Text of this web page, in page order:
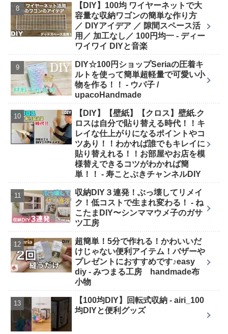
【DIY】100均 ワイヤーネットで大
容量な収納ワゴンの簡単な作り方
／ DIYアイデア ／ 隙間スペース活
用／ 加工なし／ 100円均一 - ディー
ワイワイ DIYと音楽
DIY☆100円ショップSeriaの圧着キ
ルトを使って簡単超軽量で可愛い小
物を作る！！ - ウパ子 /
upacoHandmade
【DIY】【壁紙】【クロス】壁紙.ク
ロスは自分で貼り替える時代！！キ
レイな仕上がりになるポイントやコ
ツあり！！わかれば誰でもキレイに
貼り替えれる！！お部屋やお店を模
様替えできるコツがわかれば簡
単！！ - 寿ことぶきチャンネルDIY
収納DIY３連発！ぶっ壊してリメイ
ク！低コストで生まれ変わる！ - ね
こたまDIY〜シンママウメ子のガサ
ツ工房
超簡単！5分で作れる！かわいいだ
けじゃない便利アイテム！バザーや
プレゼントにおすすめです♪easy
diy - みつまる工房 handmade布
小物
【100均DIY】回転式収納 - airi_100
均DIYと便利グッズ